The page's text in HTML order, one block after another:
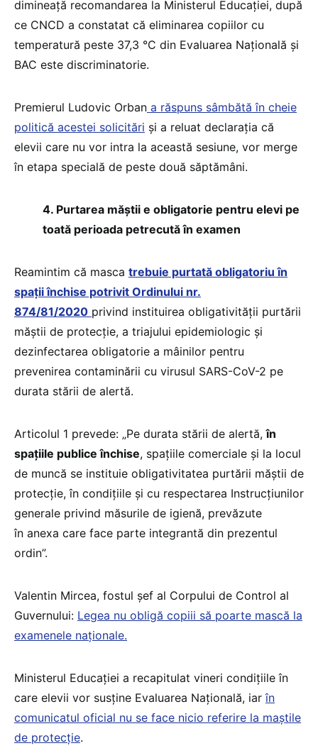
dimineață recomandarea la Ministerul Educației, după
ce CNCD a constatat că eliminarea copiilor cu
temperatură peste 37,3 °C din Evaluarea Națională și
BAC este discriminatorie.
Premierul Ludovic Orban a răspuns sâmbătă în cheie
politică acestei solicitări și a reluat declarația că
elevii care nu vor intra la această sesiune, vor merge
în etapa specială de peste două săptămâni.
4. Purtarea măștii e obligatorie pentru elevi pe
toată perioada petrecută în examen
Reamintim că masca trebuie purtată obligatoriu în
spații închise potrivit Ordinului nr.
874/81/2020 privind instituirea obligativității purtării
măștii de protecție, a triajului epidemiologic și
dezinfectarea obligatorie a mâinilor pentru
prevenirea contaminării cu virusul SARS-CoV-2 pe
durata stării de alertă.
Articolul 1 prevede: „Pe durata stării de alertă,în
spațiile publice închise, spațiile comerciale și la locul
de muncă se instituie obligativitatea purtării măștii de
protecție, în condițiile și cu respectarea Instrucțiunilor
generale privind măsurile de igienă, prevăzute
în anexa care face parte integrantă din prezentul
ordin”.
Valentin Mircea, fostul șef al Corpului de Control al
Guvernului: Legea nu obligă copiii să poarte mască la
examenele naționale.
Ministerul Educației a recapitulat vineri condițiile în
care elevii vor susține Evaluarea Națională, iarîn
comunicatul oficial nu se face nicio referire la maștile
de protecție.